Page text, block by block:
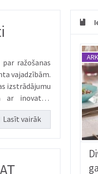
vajadzībām.
izstrādājumu
ar inovatīvu
Lasīt vairāk